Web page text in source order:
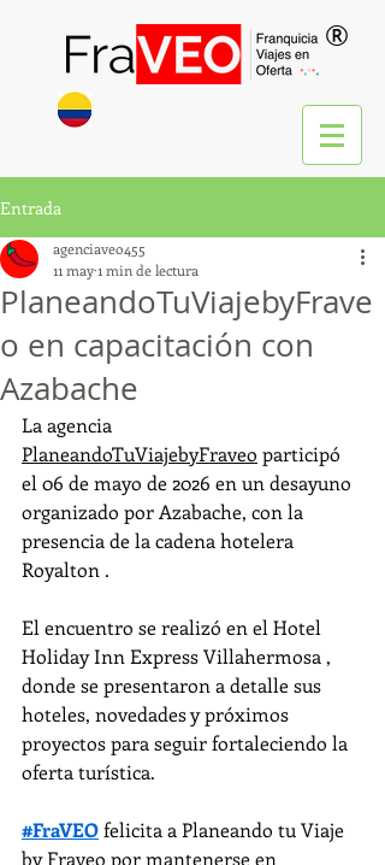
®
Entrada
PlaneandoTuViajebyFrave
o en capacitación con
Azabache
agenciaveo455
11 may1 min de lectura
La agencia
PlaneandoTuViajebyFraveo participó
el 06 de mayo de 2026 en un desayuno
organizado por Azabache, con la
presencia de la cadena hotelera
Royalton .
El encuentro se realizó en el Hotel
Holiday Inn Express Villahermosa ,
donde se presentaron a detalle sus
hoteles, novedades y próximos
proyectos para seguir fortaleciendo la
oferta turística.
#FraVEO felicita a Planeando tu Viaje
by Fraveo por mantenerse en